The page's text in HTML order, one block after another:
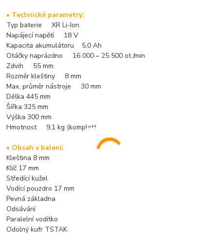
• Technické parametry:
Typ baterie XR Li-Ion
Napájecí napětí 18 V
Kapacita akumulátoru 5,0 Ah
Otáčky naprázdno 16 000 – 25 500 ot./min
Zdvih 55 mm
Rozměr kleštiny 8 mm
Max. průměr nástroje 30 mm
Délka 445 mm
Šířka 325 mm
Výška 300 mm
Hmotnost 9,1 kg (komplet)
• Obsah v balení:
Kleština 8 mm
Klíč 17 mm
Středící kužel
Vodící pouzdro 17 mm
Pevná základna
Odsávání
Paralelní vodítko
Odolný kufr TSTAK